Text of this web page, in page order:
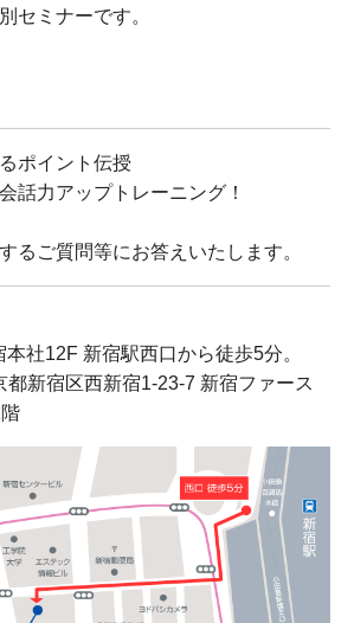
セミナーです。
ポイント伝授
話力アップトレーニング！
るご質問等にお答えいたします。
社12F 新宿駅西口から徒歩5分。
新宿区西新宿1-23-7 新宿ファース